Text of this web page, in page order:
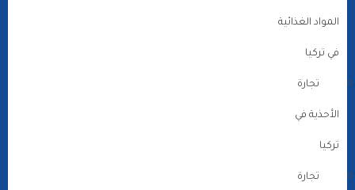
المواد الغذائية
في تركيا
تجارة
الأحذية في
تركيا
تجارة